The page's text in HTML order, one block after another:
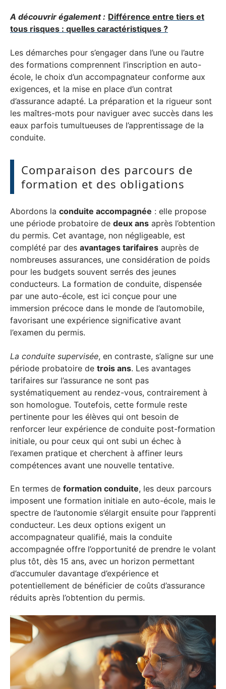
A découvrir également : Différence entre tiers et
tous risques : quelles caractéristiques ?
Les démarches pour s’engager dans l’une ou l’autre
des formations comprennent l’inscription en auto-
école, le choix d’un accompagnateur conforme aux
exigences, et la mise en place d’un contrat
d’assurance adapté. La préparation et la rigueur sont
les maîtres-mots pour naviguer avec succès dans les
eaux parfois tumultueuses de l’apprentissage de la
conduite.
Comparaison des parcours de
formation et des obligations
Abordons la conduite accompagnée : elle propose
une période probatoire de deux ans après l’obtention
du permis. Cet avantage, non négligeable, est
complété par des avantages tarifaires auprès de
nombreuses assurances, une considération de poids
pour les budgets souvent serrés des jeunes
conducteurs. La formation de conduite, dispensée
par une auto-école, est ici conçue pour une
immersion précoce dans le monde de l’automobile,
favorisant une expérience significative avant
l’examen du permis.
La conduite supervisée, en contraste, s’aligne sur une
période probatoire de trois ans. Les avantages
tarifaires sur l’assurance ne sont pas
systématiquement au rendez-vous, contrairement à
son homologue. Toutefois, cette formule reste
pertinente pour les élèves qui ont besoin de
renforcer leur expérience de conduite post-formation
initiale, ou pour ceux qui ont subi un échec à
l’examen pratique et cherchent à affiner leurs
compétences avant une nouvelle tentative.
En termes de formation conduite, les deux parcours
imposent une formation initiale en auto-école, mais le
spectre de l’autonomie s’élargit ensuite pour l’apprenti
conducteur. Les deux options exigent un
accompagnateur qualifié, mais la conduite
accompagnée offre l’opportunité de prendre le volant
plus tôt, dès 15 ans, avec un horizon permettant
d’accumuler davantage d’expérience et
potentiellement de bénéficier de coûts d’assurance
réduits après l’obtention du permis.